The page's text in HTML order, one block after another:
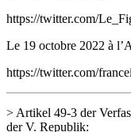
https://twitter.com/
Le 19 octobre 2022 à
https://twitter.com/
> Artikel 49-3 der
der V. Republik: